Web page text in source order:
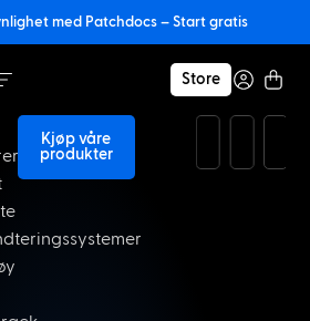
med Patchdocs – Start gratis
Store
Kjøp våre
produkter